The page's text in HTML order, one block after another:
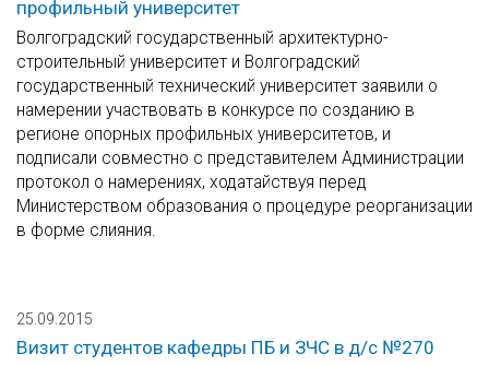
профильный университет
Волгоградский государственный архитектурно-
строительный университет и Волгоградский
государственный технический университет заявили о
намерении участвовать в конкурсе по созданию в
регионе опорных профильных университетов, и
подписали совместно с представителем Администрации
протокол о намерениях, ходатайствуя перед
Министерством образования о процедуре реорганизации
в форме слияния.
25.09.2015
Визит студентов кафедры ПБ и ЗЧС в д/с №270